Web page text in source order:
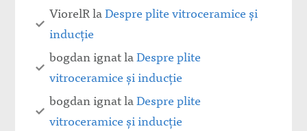
ViorelRlaDespre plite vitroceramice şi
inducţie
bogdan ignatlaDespre plite
vitroceramice şi inducţie
bogdan ignatlaDespre plite
vitroceramice şi inducţie